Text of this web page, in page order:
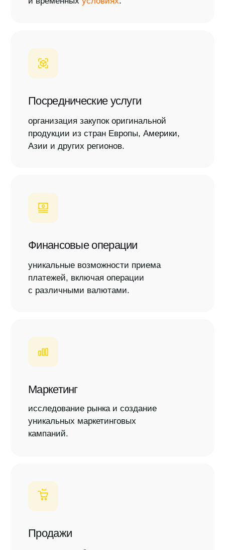
исследование рынка и создание
уникальных маркетинговых
кампаний.
Продажи
Специализированные услуги
мы открыты для вашей экспертизы
и новаторских предложений.
Контент и дизайн
взаимодействия с клиентами.